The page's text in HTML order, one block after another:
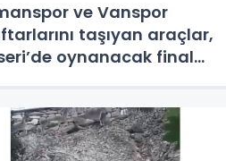
ve Vanspor
taşıyan araçlar,
oynanacak final